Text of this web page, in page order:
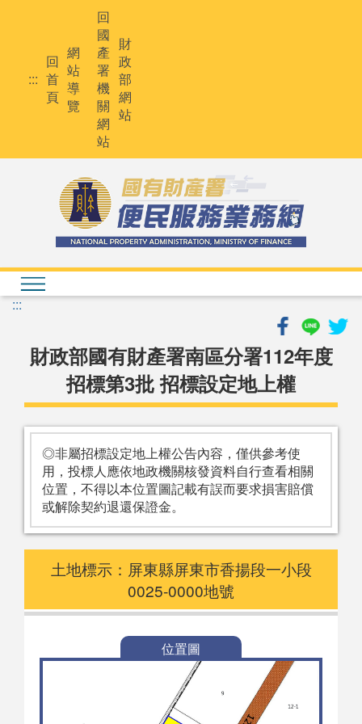
:::
回
首
頁
網
站
導
覽
回
國
產
署
機
關
網
站
財
政
部
網
站
:::
財政部國有財產署南區分署112年度
招標第3批 招標設定地上權
◎非屬招標設定地上權公告內容，僅供參考使
用，投標人應依地政機關核發資料自行查看相關
位置，不得以本位置圖記載有誤而要求損害賠償
或解除契約退還保證金。
土地標示：屏東縣屏東市香揚段一小段
0025-0000地號
位置圖